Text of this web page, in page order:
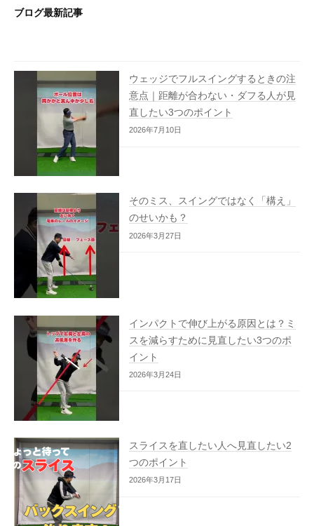
し
ブログ最新記事
ウェッジでフルスイングするときの注
意点｜距離が合わない・ダフる人が見
直したい3つのポイント
2026年7月10日
そのミス、スイングではなく「構え」
のせいかも？
2026年3月27日
インパクトで伸び上がる原因とは？ミ
スを減らすために見直したい3つのポ
イント
2026年3月24日
スライスを直したい人へ見直したい2
つのポイント
2026年3月17日